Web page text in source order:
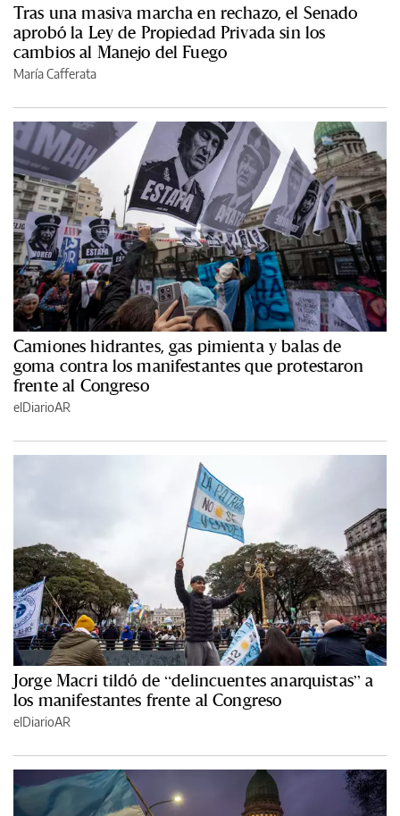
Tras una masiva marcha en rechazo, el Senado
aprobó la Ley de Propiedad Privada sin los
cambios al Manejo del Fuego
María Cafferata
Camiones hidrantes, gas pimienta y balas de
goma contra los manifestantes que protestaron
frente al Congreso
elDiarioAR
Jorge Macri tildó de “delincuentes anarquistas” a
los manifestantes frente al Congreso
elDiarioAR